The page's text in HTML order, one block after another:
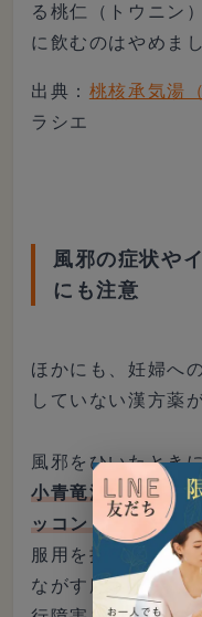
る桃仁（トウニン
に飲むのはやめま
出典： 桃核承気湯
ラシエ
風邪の症状や
にも注意
ほかにも、妊婦へ
していない漢方薬
風邪をひいたとき
小青竜湯（ショウ
ッコントウ）
は、
服用を控えるべき
ながす麻黄が含ま